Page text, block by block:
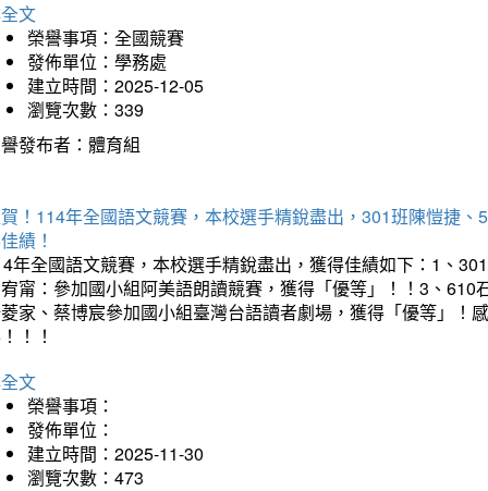
文
榮譽事項：全國競賽
發佈單位：學務處
建立時間：2025-12-05
瀏覽次數：339
發布者：體育組
！114年全國語文競賽，本校選手精銳盡出，301班陳愷捷
績！
年全國語文競賽，本校選手精銳盡出，獲得佳績如下：1、
甯：參加國小組阿美語朗讀競賽，獲得「優等」！！3、
家、蔡博宸參加國小組臺灣台語讀者劇場，獲得「優等」！
！！
文
榮譽事項：
發佈單位：
建立時間：2025-11-30
瀏覽次數：473